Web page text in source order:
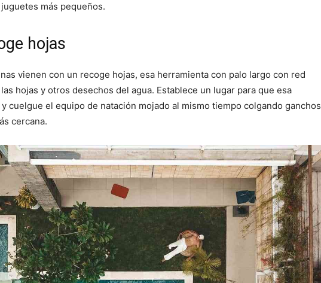
más pequeños.
hojas
vienen con un recoge hojas, esa herramienta con palo largo con red
hojas y otros desechos del agua. Establece un lugar para que esa
cuelgue el equipo de natación mojado al mismo tiempo colgando ganchos
cercana.